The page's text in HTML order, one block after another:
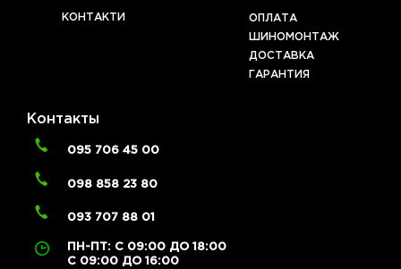
КОНТАКТИ
ОПЛАТА
ШИНОМОНТАЖ
ДОСТАВКА
ГАРАНТИЯ
Контакты
095 706 45 00
098 858 23 80
093 707 88 01
ПН-ПТ: С 09:00 ДО 18:00
С 09:00 ДО 16:00